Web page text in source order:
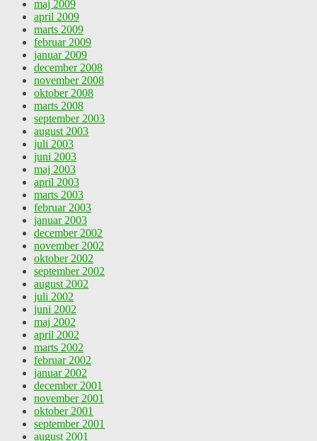
maj 2009
april 2009
marts 2009
februar 2009
januar 2009
december 2008
november 2008
oktober 2008
marts 2008
september 2003
august 2003
juli 2003
juni 2003
maj 2003
april 2003
marts 2003
februar 2003
januar 2003
december 2002
november 2002
oktober 2002
september 2002
august 2002
juli 2002
juni 2002
maj 2002
april 2002
marts 2002
februar 2002
januar 2002
december 2001
november 2001
oktober 2001
september 2001
august 2001